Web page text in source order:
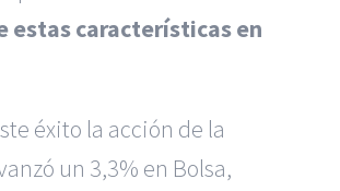
estas características en
éxito la acción de la
un 3,3% en Bolsa,